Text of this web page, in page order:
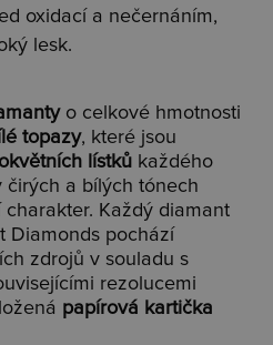
oxidací a nečernáním,
lesk.
o celkové hmotnosti
topazy, které jsou
lístků každého
čirých a bílých tónech
Každý diamant
Diamonds pochází
zdrojů v souladu s
rezolucemi
papírová kartička